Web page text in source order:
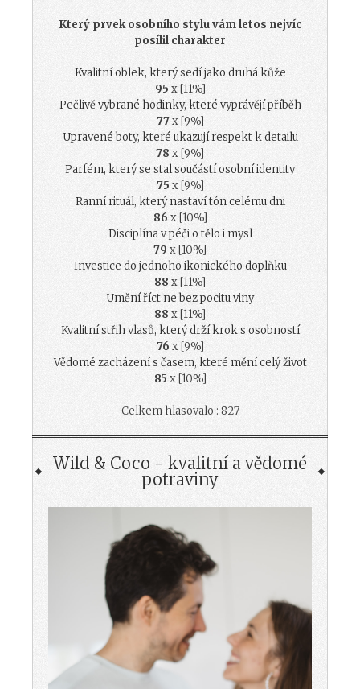
Který prvek osobního stylu vám letos nejvíc
posílil charakter
Kvalitní oblek, který sedí jako druhá kůže
95 x [11%]
Pečlivě vybrané hodinky, které vyprávějí příběh
77x [9%]
Upravené boty, které ukazují respekt k detailu
78 x [9%]
Parfém, který se stal součástí osobní identity
75 x [9%]
Ranní rituál, který nastaví tón celému dni
86 x [10%]
Disciplína v péči o tělo i mysl
79 x [10%]
Investice do jednoho ikonického doplňku
88 x [11%]
Umění říct ne bez pocitu viny
88 x [11%]
Kvalitní střih vlasů, který drží krok s osobností
76 x [9%]
Vědomé zacházení s časem, které mění celý život
85 x [10%]
Celkem hlasovalo : 827
Wild & Coco - kvalitní a vědomé
potraviny